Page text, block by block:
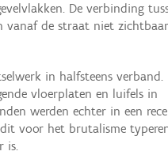
De verbinding
vanaf de straat niet
in halfsteens verband.
vloerplaten en luifels in
werden echter in een
voor het brutalisme
is.